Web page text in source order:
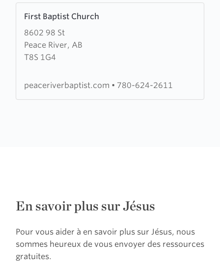
First Baptist Church
8602 98 St
Peace River, AB
T8S 1G4
more
about
First
Baptist
peaceriverbaptist.com • 780-624-2611
En savoir plus sur Jésus
Pour vous aider à en savoir plus sur Jésus, nous
sommes heureux de vous envoyer des ressources
gratuites.